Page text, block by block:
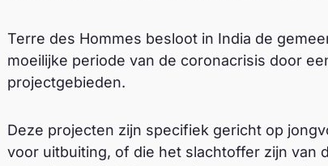
Terre des Hommes besloot in India de
moeilijke periode van de coronacrisis door
projectgebieden.
Deze projecten zijn specifiek gericht op
voor uitbuiting, of die het slachtoffer zijn van